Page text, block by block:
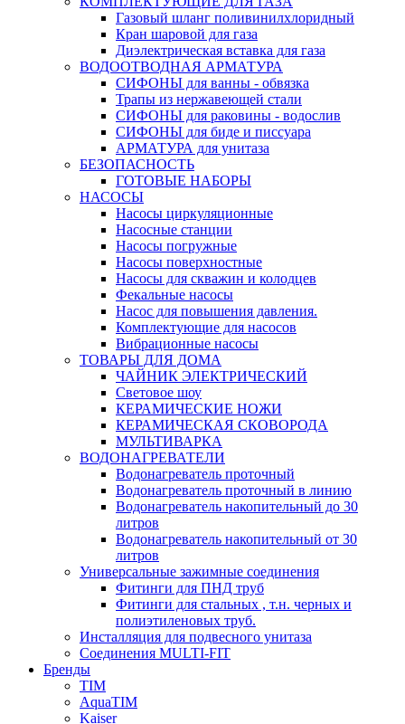
Газовый шланг поливинилхлоридный
Кран шаровой для газа
Диэлектрическая вставка для газа
ВОДООТВОДНАЯ АРМАТУРА
СИФОНЫ для ванны - обвязка
Трапы из нержавеющей стали
СИФОНЫ для раковины - водослив
СИФОНЫ для биде и писсуара
АРМАТУРА для унитаза
БЕЗОПАСНОСТЬ
ГОТОВЫЕ НАБОРЫ
НАСОСЫ
Насосы циркуляционные
Насосные станции
Насосы погружные
Насосы поверхностные
Насосы для скважин и колодцев
Фекальные насосы
Насос для повышения давления.
Комплектующие для насосов
Вибрационные насосы
ТОВАРЫ ДЛЯ ДОМА
ЧАЙНИК ЭЛЕКТРИЧЕСКИЙ
Световое шоу
КЕРАМИЧЕСКИЕ НОЖИ
КЕРАМИЧЕСКАЯ СКОВОРОДА
МУЛЬТИВАРКА
ВОДОНАГРЕВАТЕЛИ
Водонагреватель проточный
Водонагреватель проточный в линию
Водонагреватель накопительный до 30
литров
Водонагреватель накопительный от 30
литров
Универсальные зажимные соединения
Фитинги для ПНД труб
Фитинги для стальных , т.н. черных и
полиэтиленовых труб.
Инсталляция для подвесного унитаза
Соединения MULTI-FIT
Бренды
TIM
AquaTIM
Kaiser